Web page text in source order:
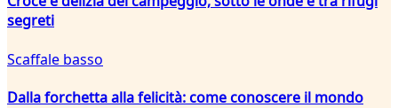
segreti
Scaffale basso
Dalla forchetta alla felicità: come conoscere il mondo